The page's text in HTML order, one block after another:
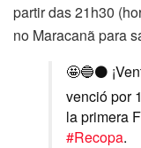
partir das 21h30
no Maracanã para
🤩🔵⚫
venció por
la primera
#Recopa.